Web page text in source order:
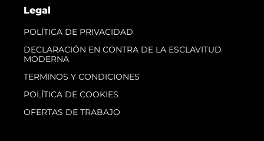
Legal
POLÍTICA DE PRIVACIDAD
DECLARACIÓN EN CONTRA DE LA ESCLAVITUD
MODERNA
TERMINOS Y CONDICIONES
POLÍTICA DE COOKIES
OFERTAS DE TRABAJO